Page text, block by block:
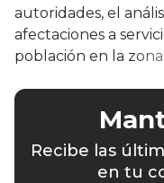
autoridades, el
afectaciones a
población en la zona
Recibe las
en tu